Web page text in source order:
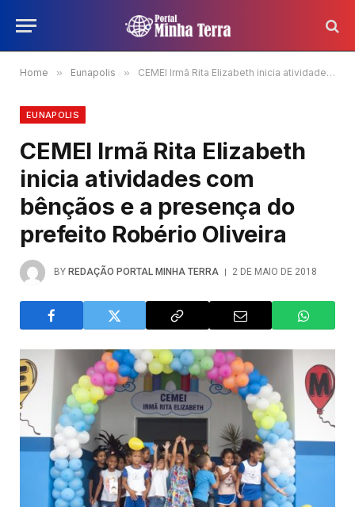
Home » Eunapolis » CEMEI Irmã Rita Elizabeth inicia atividades com bênçãos e a presença do prefeito Robério Oliveira
EUNAPOLIS
CEMEI Irmã Rita Elizabeth
inicia atividades com
bênçãos e a presença do
prefeito Robério Oliveira
BY REDAÇÃO PORTAL MINHA TERRA 2 DE MAIO DE 2018